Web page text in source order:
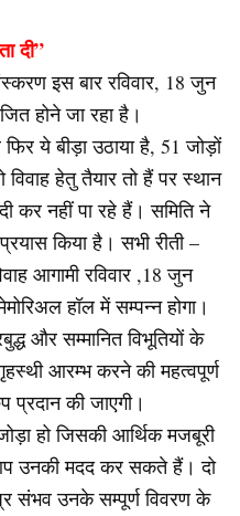
दी”
इस बार रविवार, 18 जुन
होने जा रहा है।
ये बीड़ा उठाया है, 51 जोड़ों
हेतु तैयार तो हैं पर स्थान
कर नहीं पा रहे हैं। समिति ने
किया है। सभी रीती –
आगामी रविवार ,18 जुन
हॉल में सम्पन्न होगा।
और सम्मानित विभूतियों के
आरम्भ करने की महत्वपूर्ण
प्रदान की जाएगी।
हो जिसकी आर्थिक मजबूरी
उनकी मदद कर सकते हैं। दो
संभव उनके सम्पूर्ण विवरण के